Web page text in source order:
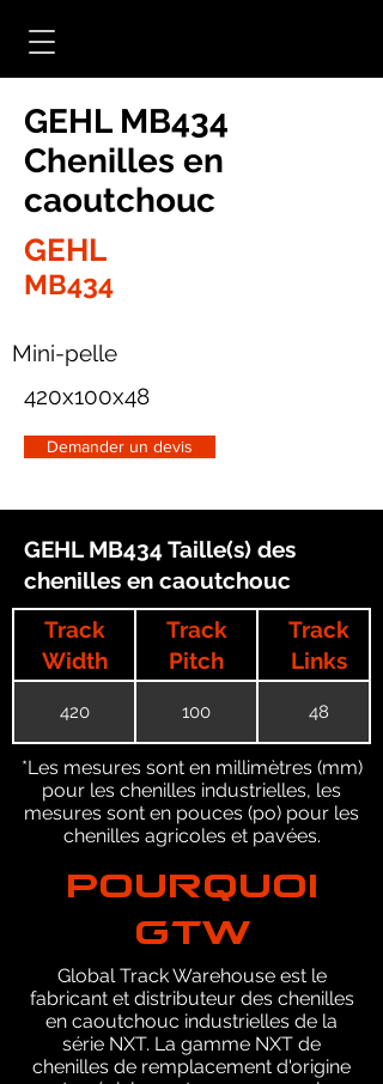
GEHL MB434
Chenilles en
caoutchouc
GEHL
MB434
Mini-pelle
420x100x48
Demander un devis
GEHL MB434 Taille(s) des
chenilles en caoutchouc
Track
Width
Track
Pitch
Track
Links
420 100 48
*Les mesures sont en millimètres (mm)
pour les chenilles industrielles, les
mesures sont en pouces (po) pour les
chenilles agricoles et pavées.
POURQUOI
GTW
Global Track Warehouse est le
fabricant et distributeur des chenilles
en caoutchouc industrielles de la
série NXT. La gamme NXT de
chenilles de remplacement d'origine